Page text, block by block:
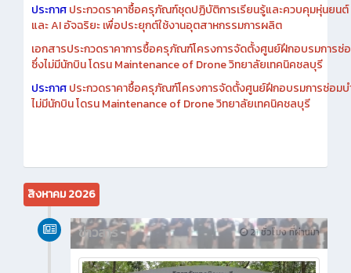
ประกาศประกวดราคาซื้อครุภัณฑ์ชุดปฏิบัติการเรียนรู้และควบคุมหุ่นยน
และ AI อัจฉริยะ เพื่อประยุกต์ใช้งานอุตสาหกรรมการผลิต
เอกสารประกวดราคาการซื้อครุภัณฑ์โครงการจัดตั้งศูนย์ฝึกอบรมการซ่
ซึ่งไม่มีนักบิน โดรน Maintenance of Drone วิทยาลัยเทคนิคชลบุรี
ประกาศประกวดราคาซื้อครุภัณฑ์โครงการจัดตั้งศูนย์ฝึกอบรมการซ่อมบ
ไม่มีนักบิน โดรน Maintenance of Drone วิทยาลัยเทคนิคชลบุรี
สิงหาคม 2026
21 ชั่วโมง ที่ผ่านมา
ข่าวสาร